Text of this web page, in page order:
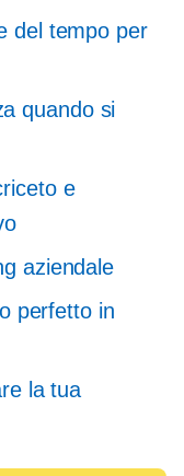
del tempo per
quando si
e
aziendale
perfetto in
la tua